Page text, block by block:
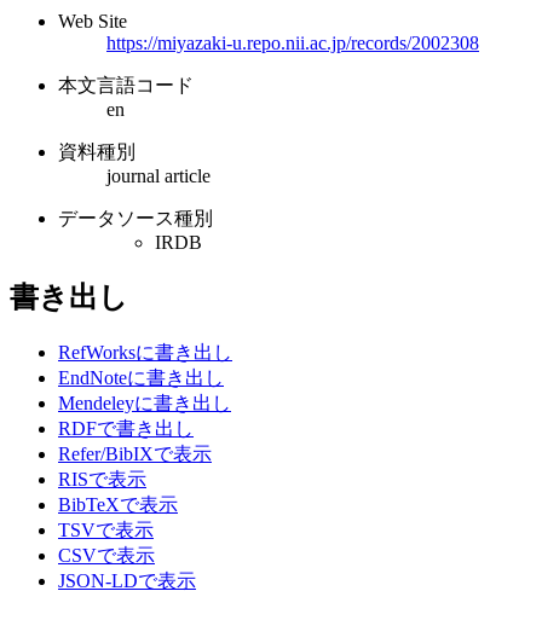
Web Site
https://miyazaki-u.repo.nii.ac.jp/records/2002308
本文言語コード
en
資料種別
journal article
データソース種別
IRDB
書き出し
RefWorksに書き出し
EndNoteに書き出し
Mendeleyに書き出し
RDFで書き出し
Refer/BibIXで表示
RISで表示
BibTeXで表示
TSVで表示
CSVで表示
JSON-LDで表示